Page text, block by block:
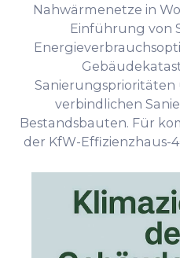
Nahwärmenetze in
Einführung von
verbindlichen
Bestandsbauten. Für
der KfW-Effizienzhaus-